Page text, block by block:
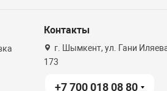
Контакты
г. Шымкент, ул. Гани
173
+7 700 018 08 80